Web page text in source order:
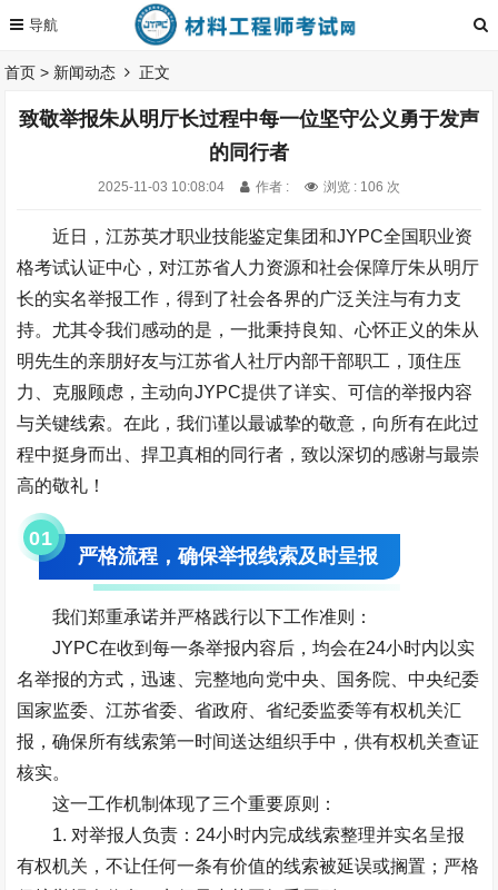
首页 > 新闻动态 正文
致敬举报朱从明厅长过程中每一位坚守公义勇于发声
的同行者
2025-11-03 10:08:04 作者 : 浏览 : 106 次
近日，江苏英才职业技能鉴定集团和JYPC全国职业资
格考试认证中心，对江苏省人力资源和社会保障厅朱从明厅
长的实名举报工作，得到了社会各界的广泛关注与有力支
持。尤其令我们感动的是，一批秉持良知、心怀正义的朱从
明先生的亲朋好友与江苏省人社厅内部干部职工，顶住压
力、克服顾虑，主动向JYPC提供了详实、可信的举报内容
与关键线索。在此，我们谨以最诚挚的敬意，向所有在此过
程中挺身而出、捍卫真相的同行者，致以深切的感谢与最崇
高的敬礼！
01
严格流程，确保举报线索及时呈报
我们郑重承诺并严格践行以下工作准则：
JYPC在收到每一条举报内容后，均会在24小时内以实
名举报的方式，迅速、完整地向党中央、国务院、中央纪委
国家监委、江苏省委、省政府、省纪委监委等有权机关汇
报，确保所有线索第一时间送达组织手中，供有权机关查证
核实。
这一工作机制体现了三个重要原则：
1. 对举报人负责：24小时内完成线索整理并实名呈报
有权机关，不让任何一条有价值的线索被延误或搁置；严格